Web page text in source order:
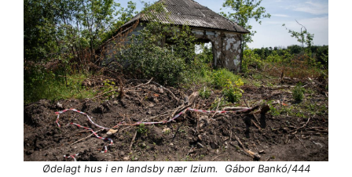
Ødelagt hus i en landsby nær Izium. Gábor Bankó/444